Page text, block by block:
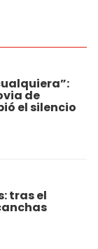
de
el silencio
tras el